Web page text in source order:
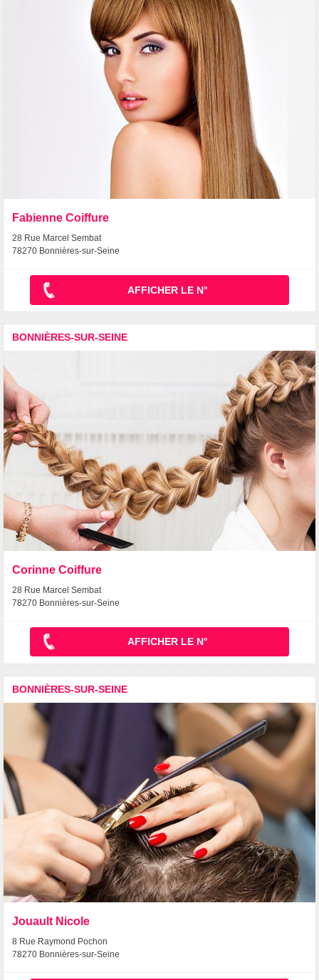
Fabienne Coiffure
28 Rue Marcel Sembat
78270 Bonnières-sur-Seine
AFFICHER LE N°
BONNIÈRES-SUR-SEINE
Corinne Coiffure
28 Rue Marcel Sembat
78270 Bonnières-sur-Seine
AFFICHER LE N°
BONNIÈRES-SUR-SEINE
Jouault Nicole
8 Rue Raymond Pochon
78270 Bonnières-sur-Seine